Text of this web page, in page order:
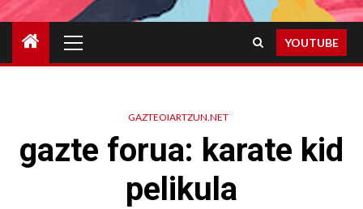
Menu
YOUTUBE
GAZTEOIARTZUN.NET
gazte forua: karate kid
pelikula